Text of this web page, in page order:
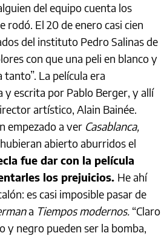
del equipo cuenta los
rodó. El 20 de enero casi cien
del instituto Pedro Salinas de
con que una peli en blanco y
La película era
y escrita por Pablo Berger, y allí
artístico, Alain Bainée.
empezado a ver Casablanca,
abierto aburridos el
fue dar con la película
los prejuicios. He ahí
es casi imposible pasar de
a Tiempos modernos. “Claro
y negro pueden ser la bomba,